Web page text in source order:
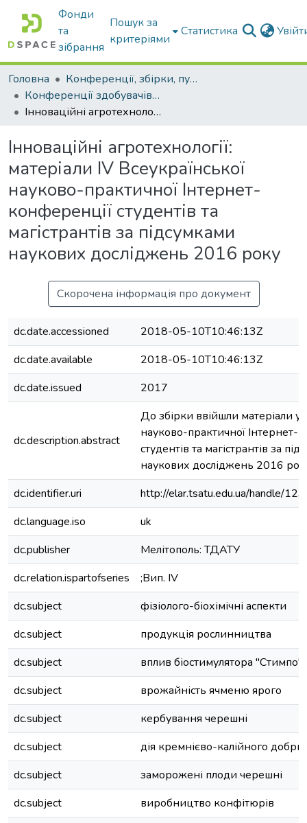
Фонди
та
зібрання
Пошук за
критеріями
Статистика
Головна
Конференції, збірки, публікації молодих вчених і здобувачів : магістрів, бакалаврів, аспірантів.
Конференції здобувачів та молодих вчених
Інноваційні агротехнології: матеріали IV Всеукраїнської науково-практичної Інтернет-конференції студентів та магістрантів за підсумками наукових досліджень 2016 року
Інноваційні агротехнології:
матеріали IV Всеукраїнської
науково-практичної Інтернет-
конференції студентів та
магістрантів за підсумками
наукових досліджень 2016 року
Скорочена інформація про документ
dc.date.accessioned
2018-05-10T10:46:13Z
dc.date.available
2018-05-10T10:46:13Z
dc.date.issued
2017
dc.description.abstract
До збірки ввійшли матеріали
науково-практичної Інтернет-
студентів та магістрантів за
наукових досліджень 2016
dc.identifier.uri
http://elar.tsatu.edu.ua/handle/
dc.language.iso
uk
dc.publisher
Мелітополь: ТДАТУ
dc.relation.ispartofseries
;Вип. IV
dc.subject
фізіолого-біохімічні аспекти
dc.subject
продукція рослинництва
dc.subject
вплив біостимулятора "Стимпо"
dc.subject
врожайність ячменю ярого
dc.subject
кербування черешні
dc.subject
дія кремнієво-калійного
dc.subject
заморожені плоди черешні
dc.subject
виробництво конфітюрів